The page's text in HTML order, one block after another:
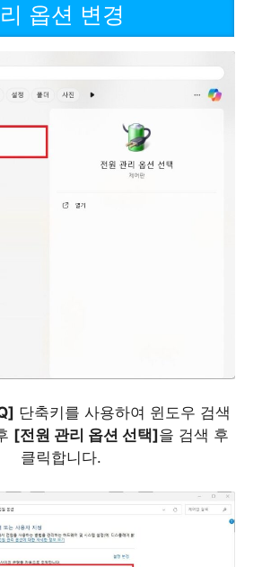
옵션 변경
단축키를 사용하여 윈도우 검색
[전원 관리 옵션 선택]을 검색 후
클릭합니다.